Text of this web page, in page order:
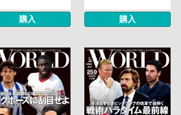
購入 購入